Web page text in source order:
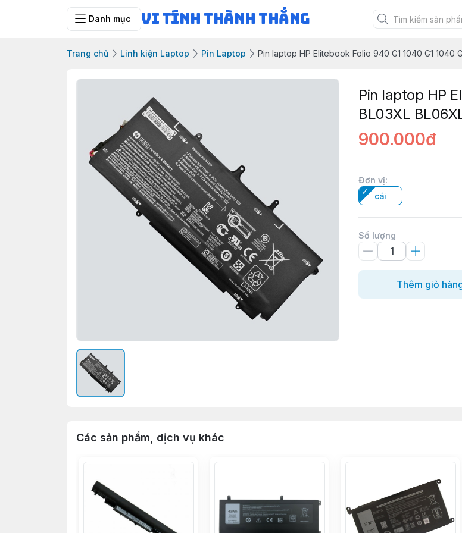
Danh mục Vi Tính Thành Thắng
Trang chủ Linh kiện Laptop Pin Laptop Pin laptop HP Elitebook Folio 940 G1 1040 G1 1040
Pin laptop HP
BL03XL
900.000đ
Đơn vị:
cái
Số lượng
Thêm giỏ
Các sản phẩm, dịch vụ khác